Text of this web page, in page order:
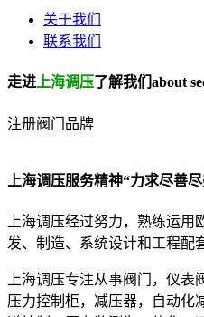
关于我们
联系我们
走进 上海调压了解我们 about
注册阀门品牌
上海调压服务精神“力求尽善
上海调压经过努力，熟练运
发、制造、系统设计和工程配
上海调压专注从事阀门，仪
压力控制柜，减压器，自动化